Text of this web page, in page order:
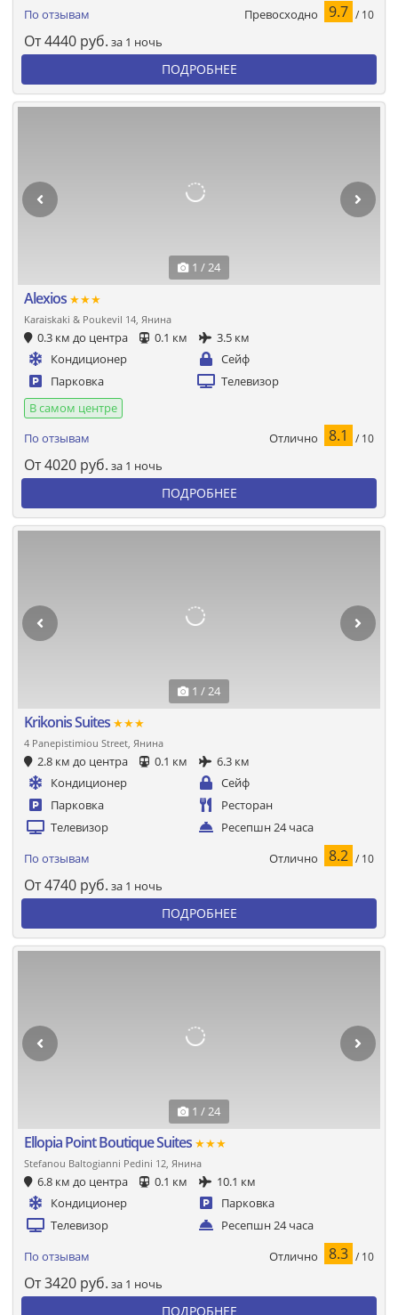
По отзывам Превосходно 9.7 / 10
От4440 руб. за 1 ночь
ПОДРОБНЕЕ
1 / 24
Alexios ★★★
Karaiskaki & Poukevil 14, Янина
0.3 км до центра 0.1 км
3.5 км
Кондиционер
Сейф
Парковка
Телевизор
В самом центре
По отзывам
Отлично 8.1 / 10
От4020 руб. за 1 ночь
ПОДРОБНЕЕ
1 / 24
Krikonis Suites ★★★
4 Panepistimiou Street, Янина
2.8 км до центра 0.1 км
6.3 км
Кондиционер
Сейф
Парковка
Ресторан
Телевизор
Ресепшн 24 часа
По отзывам Отлично 8.2 / 10
От4740 руб. за 1 ночь
ПОДРОБНЕЕ
1 / 24
Ellopia Point Boutique Suites ★★★
Stefanou Baltogianni Pedini 12, Янина
6.8 км до центра 0.1 км
10.1 км
Кондиционер
Парковка
Телевизор
Ресепшн 24 часа
По отзывам Отлично 8.3 / 10
От3420 руб. за 1 ночь
ПОДРОБНЕЕ